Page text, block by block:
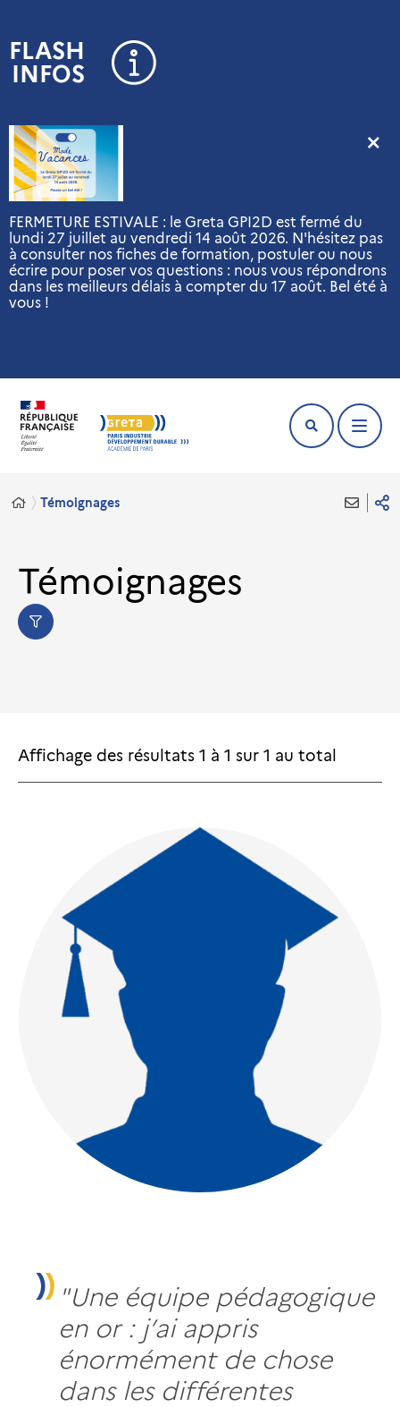
FLASH
INFOS
FERMETURE ESTIVALE : le Greta GPI2D est fermé du
lundi 27 juillet au vendredi 14 août 2026. N'hésitez pas
à consulter nos fiches de formation, postuler ou nous
écrire pour poser vos questions : nous vous répondrons
dans les meilleurs délais à compter du 17 août. Bel été à
vous !
Témoignages
Témoignages
Affichage des résultats 1 à 1 sur 1 au total
"Une équipe pédagogique
en or : j’ai appris
énormément de chose
dans les différentes